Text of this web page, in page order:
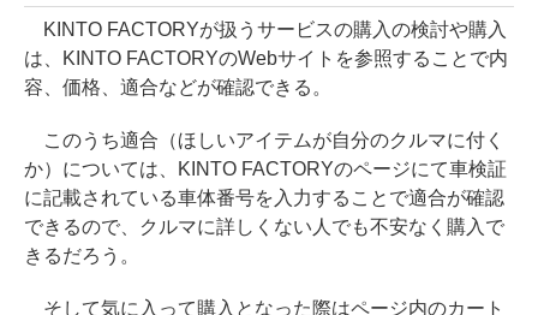
KINTO FACTORYが扱うサービスの購入の検討や購入
は、KINTO FACTORYのWebサイトを参照することで内
容、価格、適合などが確認できる。
このうち適合（ほしいアイテムが自分のクルマに付く
か）については、KINTO FACTORYのページにて車検証
に記載されている車体番号を入力することで適合が確認
できるので、クルマに詳しくない人でも不安なく購入で
きるだろう。
そして気に入って購入となった際はページ内のカート